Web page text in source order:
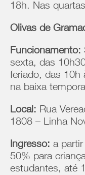
18h. Nas
Olivas de
Funcionamento:
sexta, das
feriado, das 10h
na baixa
Local: Rua
1808 – Linha
Ingresso: a
50% para
estudantes, até